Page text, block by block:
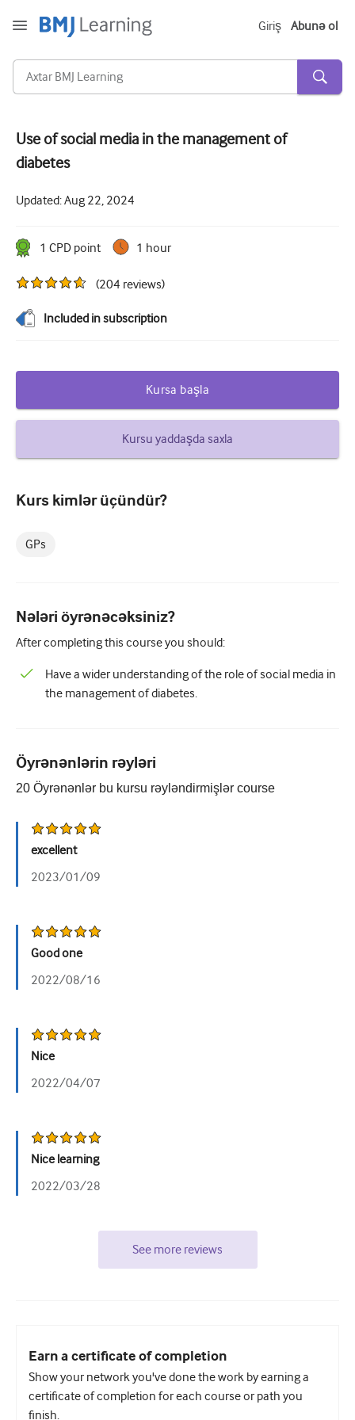
Giriş Abunə ol
Kəskin və Fövqəladə
Allergiya
Yaşlı insanlara qayğı
Ünsiyyət bacarıqları
Kritik/İntensiv müalicə
otorinolarinqologiya
Yoluxucu xəstəliklər
Mamalıq və ginekologiya
Oftalmologiya
Patoloji/Laboratoriya tibbi
Professional Bacarıqlar
Xalq sağlamlığı
Radiologiya/Görüntüləmə
Cinsi sağlamlıq
Cərrahiyyə
Urologiya
Use of social media in the management of
diabetes
Updated:Aug 22, 2024
1 CPD point 1 hour
(204 reviews)
Included in subscription
Kursa başla
Kursu yaddaşda saxla
Kurs kimlər üçündür?
GPs
Nələri öyrənəcəksiniz?
After completing this course you should:
Have a wider understanding of the role of social media in
the management of diabetes.
Öyrənənlərin rəyləri
20 Öyrənənlər bu kursu rəyləndirmişlər course
excellent
2023/01/09
Good one
2022/08/16
Nice
2022/04/07
Nice learning
2022/03/28
See more reviews
Earn a certificate of completion
Show your network you've done the work by earning a
certificate of completion for each course or path you
finish.